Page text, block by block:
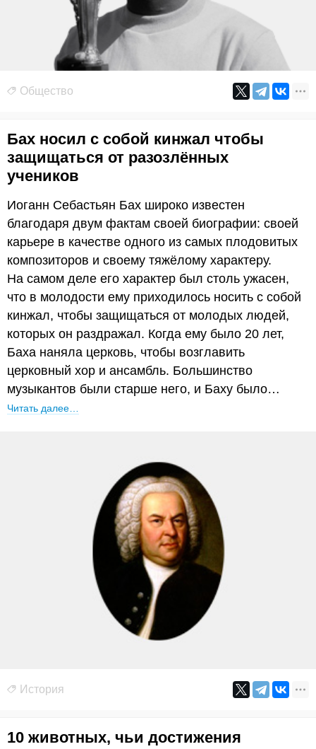
Общество
Бах носил с собой кинжал чтобы
защищаться от разозлённых
учеников
Иоганн Себастьян Бах широко известен
благодаря двум фактам своей биографии: своей
карьере в качестве одного из самых плодовитых
композиторов и своему тяжёлому характеру.
На самом деле его характер был столь ужасен,
что в молодости ему приходилось носить с собой
кинжал, чтобы защищаться от молодых людей,
которых он раздражал. Когда ему было 20 лет,
Баха наняла церковь, чтобы возглавить
церковный хор и ансамбль. Большинство
музыкантов были старше него, и Баху было…
Читать далее…
История
10 животных, чьи достижения